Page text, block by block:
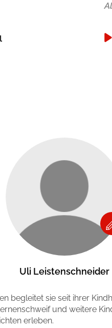
Uli Leistenschneider
begleitet sie seit ihrer
und weitere
erleben.